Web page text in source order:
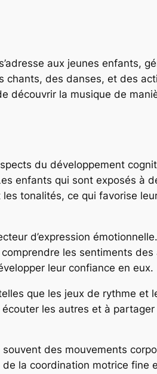
aux jeunes enfants,
des danses, et des
découvrir la musique de
du développement
enfants qui sont exposés à
tonalités, ce qui favorise
d’expression
les sentiments
leur confiance en eux.
que les jeux de rythme et
les autres et à
des mouvements
la coordination motrice fine